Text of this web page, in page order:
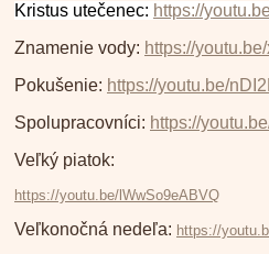
Kristus utečenec: https://
Znamenie vody: https://
Pokušenie: https://youtu.be/
Spolupracovníci: https://
Veľký piatok:
https://youtu.be/lWwSo9eABVQ
Veľkonočná nedeľa: https://